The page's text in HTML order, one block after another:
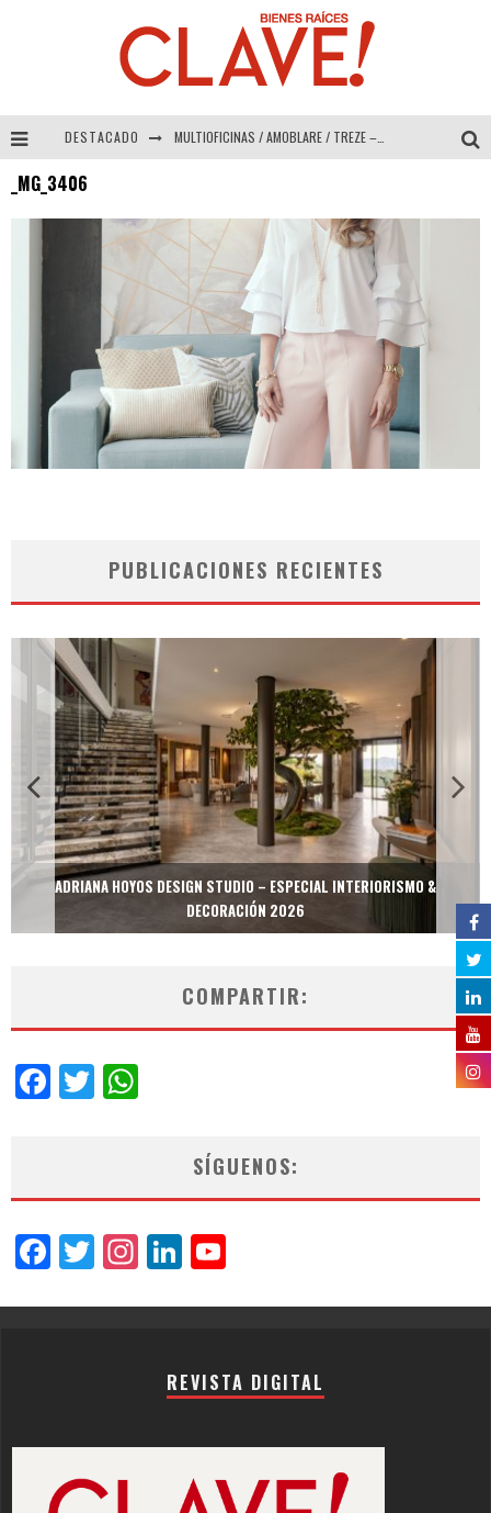
DESTACADO MULTIOFICINAS / AMOBLARE / TREZE – Especial Interiorismo & Decoración 2026
COLINEAL – Especial Interiorismo & Decoración 2026
_MG_3406
PUBLICACIONES RECIENTES
ADRIANA HOYOS DESIGN STUDIO – ESPECIAL INTERIORISMO &
DECORACIÓN 2026
COMPARTIR:
Facebook
Twitter
SÍGUENOS:
Facebook
Twitter
Instagram
LinkedIn
REVISTA DIGITAL